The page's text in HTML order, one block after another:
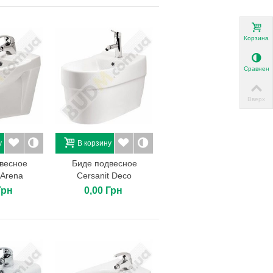
В корзину
Биде подвесное
Cersanit Deco
0,00 Грн
Корзина
Вверх